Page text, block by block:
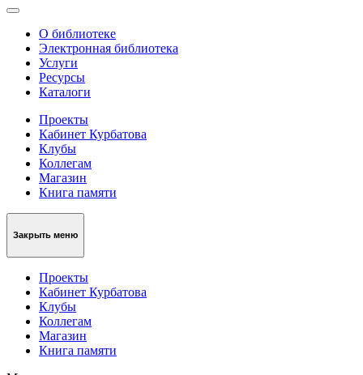
О библиотеке
Электронная библиотека
Услуги
Ресурсы
Каталоги
Проекты
Кабинет Курбатова
Клубы
Коллегам
Магазин
Книга памяти
Закрыть меню
Проекты
Кабинет Курбатова
Клубы
Коллегам
Магазин
Книга памяти